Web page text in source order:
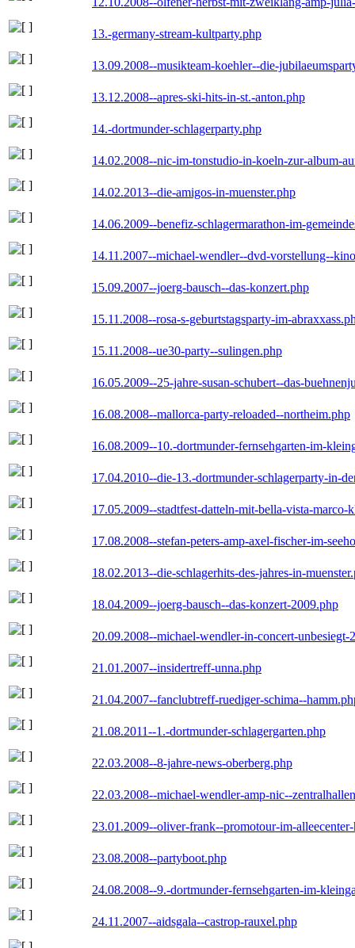
13.-germany-stream-kultparty.php
13.09.2008--musikteam-koehler--die-
13.12.2008--apres-ski-hits-in-st.-anton.php
14.-dortmunder-schlagerparty.php
14.02.2008--nic-im-tonstudio-in-koeln-zur-album-
14.02.2013--die-amigos-in-muenster.php
14.06.2009--benefiz-schlagermarathon-im-
14.11.2007--michael-wendler--dvd-vorstellung--
15.09.2007--joerg-bausch--das-konzert.php
15.11.2008--rosa-s-geburtstagsparty-im-
15.11.2008--ue30-party--sulingen.php
16.05.2009--25-jahre-susan-schubert--das-
16.08.2008--mallorca-party-reloaded--northeim.php
16.08.2009--10.-dortmunder-fernsehgarten-im-
17.04.2010--die-13.-dortmunder-schlagerparty-in-
17.05.2009--stadtfest-datteln-mit-bella-vista-marco-
17.08.2008--stefan-peters-amp-axel-fischer-im-
18.02.2013--die-schlagerhits-des-jahres-in-
18.04.2009--joerg-bausch--das-konzert-2009.php
20.09.2008--michael-wendler-in-concert-unbesiegt-
21.01.2007--insidertreff-unna.php
21.04.2007--fanclubtreff-ruediger-schima--
21.08.2011--1.-dortmunder-schlagergarten.php
22.03.2008--8-jahre-news-oberberg.php
22.03.2008--michael-wendler-amp-nic--
23.01.2009--oliver-frank--promotour-im-
23.08.2008--partyboot.php
24.08.2008--9.-dortmunder-fernsehgarten-im-
24.11.2007--aidsgala--castrop-rauxel.php